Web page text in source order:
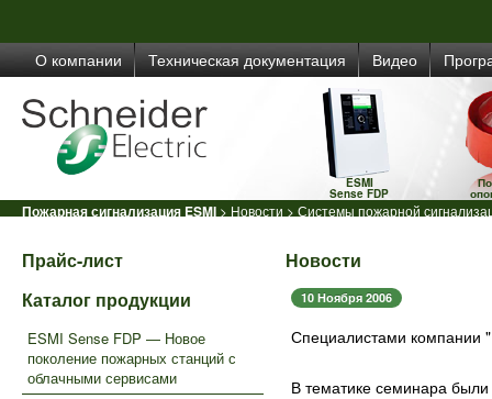
О компании Техническая документация Видео
ESMI
Sense FDP
Пожарная сигнализация ESMI > Новости > Системы пожарной
Прайс-лист
Каталог продукции
ESMI Sense FDP — Новое
поколение пожарных станций с
облачными сервисами
Новости
10 Ноября 2006
Специалистами компании "
В тематике семинара